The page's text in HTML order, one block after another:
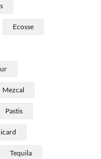
Ecosse
Mezcal
Pastis
Tequila